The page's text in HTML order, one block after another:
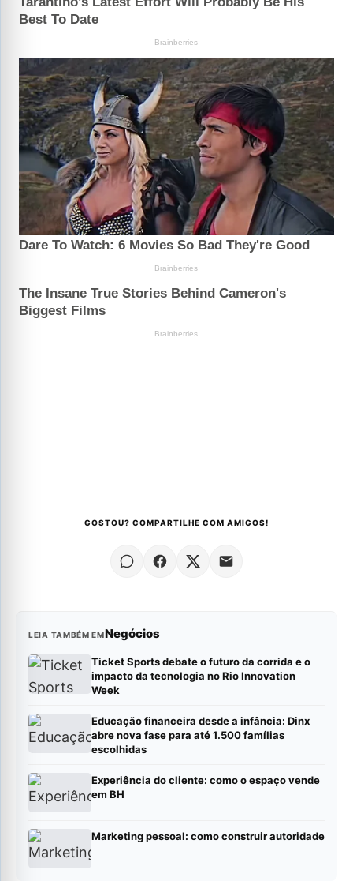
GOSTOU? COMPARTILHE COM AMIGOS!
LEIA TAMBÉM EMNegócios
Ticket Sports debate o futuro da corrida e o
impacto da tecnologia no Rio Innovation
Week
Educação financeira desde a infância: Dinx
abre nova fase para até 1.500 famílias
escolhidas
Experiência do cliente: como o espaço vende
em BH
Marketing pessoal: como construir autoridade